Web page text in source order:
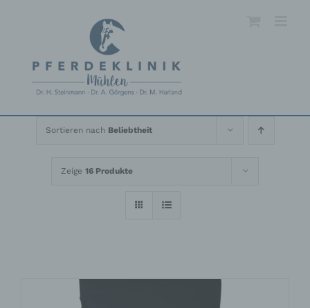
Sortieren nach Beliebtheit
Zeige 16 Produkte